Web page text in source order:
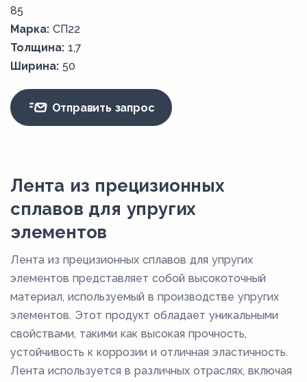
85
Марка: СП22
Толщина: 1,7
Ширина: 50
Отправить запрос
Лента из прецизионных
сплавов для упругих
элементов
Лента из прецизионных сплавов для упругих
элементов представляет собой высокоточный
материал, используемый в производстве упругих
элементов. Этот продукт обладает уникальными
свойствами, такими как высокая прочность,
устойчивость к коррозии и отличная эластичность.
Лента используется в различных отраслях, включая